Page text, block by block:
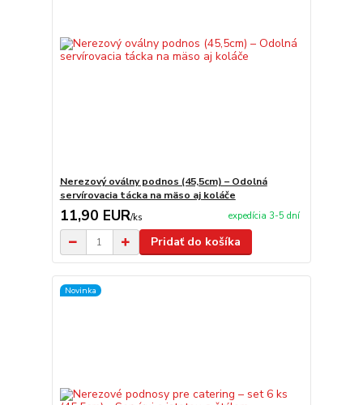
Nerezový oválny podnos (45,5cm) – Odolná
servírovacia tácka na mäso aj koláče
11,90 EUR/ks expedícia 3-5 dní
Pridať do košíka
Novinka